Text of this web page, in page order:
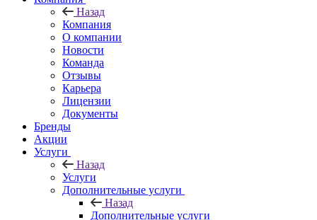
Назад
Компания
О компании
Новости
Команда
Отзывы
Карьера
Лицензии
Документы
Бренды
Акции
Услуги
Назад
Услуги
Дополнительные услуги
Назад
Дополнительные услуги